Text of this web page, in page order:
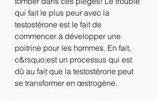
qui fait le plus peur avec la
testostérone est le fait de
commencer à développer une
poitrine pour les hommes. En fait,
c&rsquo;est un processus qui est
dû au fait que la testostérone peut
se transformer en œstrogène.